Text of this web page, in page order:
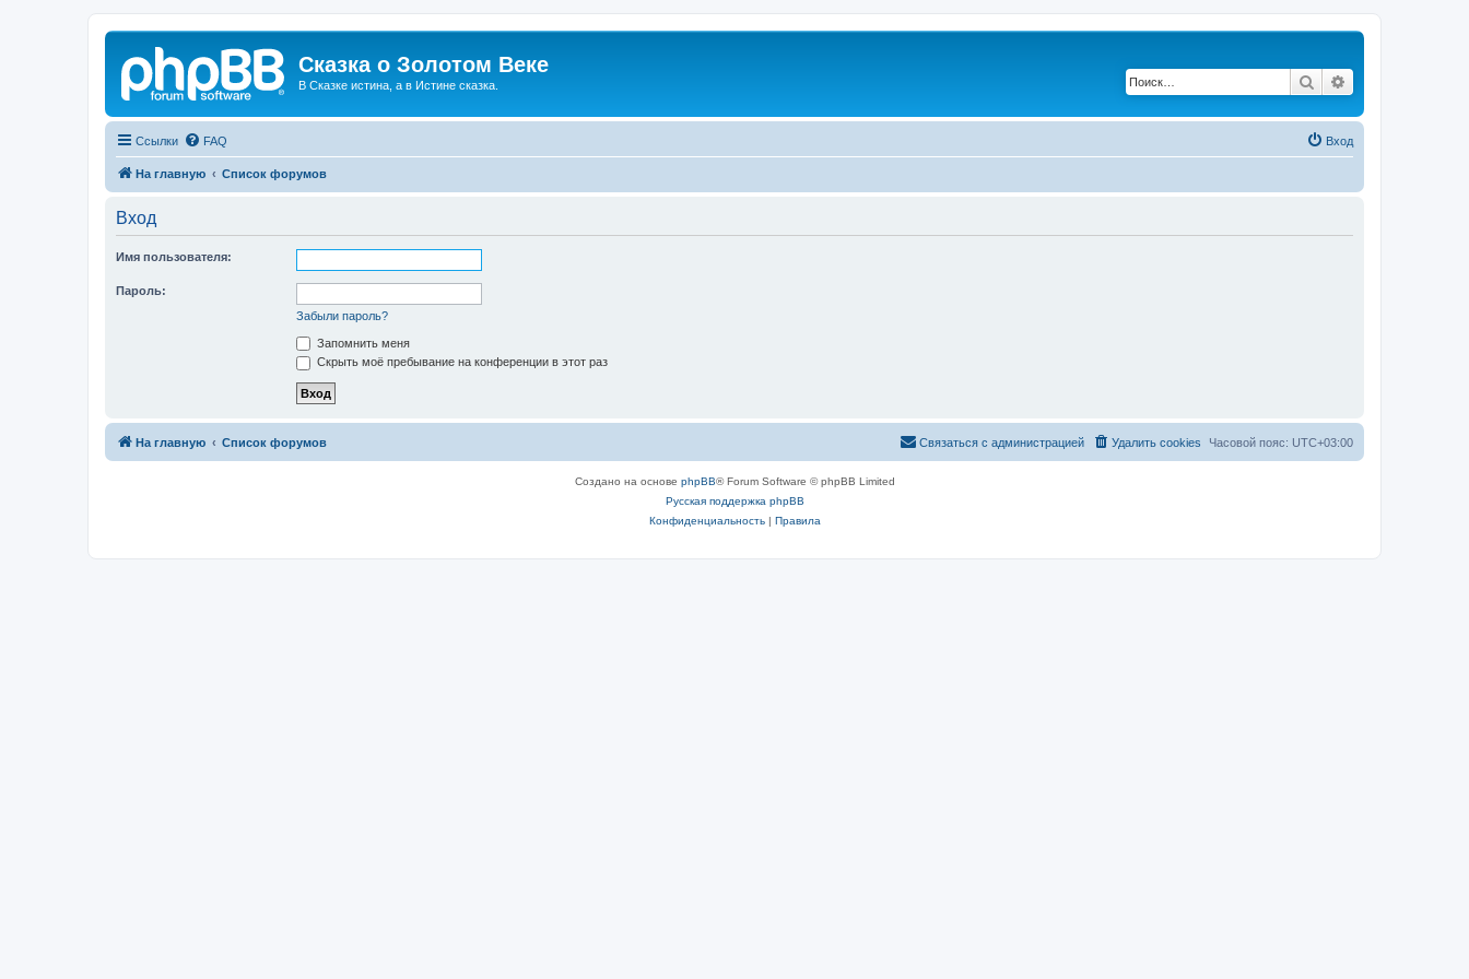
Сказка о Золотом Веке
В Сказке истина, а в Истине сказка. Поиск
Ссылки FAQ Вход
На главную Список форумов
Вход
Имя пользователя:
Пароль:
Забыли пароль?
Запомнить меня
Скрыть моё пребывание на конференции в этот раз
На главную Список форумов Часовой пояс: UTC+03:00
Удалить cookies
Связаться с администрацией
Создано на основе phpBB® Forum Software © phpBB Limited
Русская поддержка phpBB
Конфиденциальность| Правила